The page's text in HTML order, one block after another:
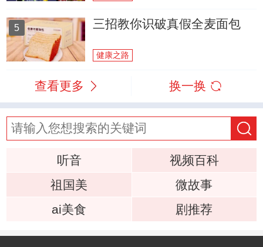
5 三招教你识破真假全麦面包
健康之路
查看更多 换一换
听音
视频百科
祖国美
微故事
ai美食
剧推荐